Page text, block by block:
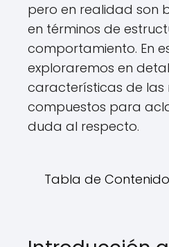
pero en realidad son
en términos de
comportamiento. En
exploraremos en
características de las
compuestos para
duda al respecto.
Tabla de